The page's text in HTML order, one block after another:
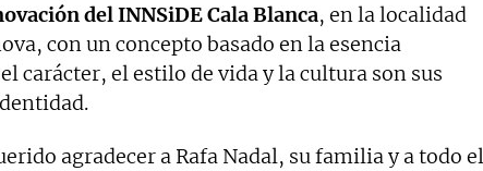
del INNSiDE Cala Blanca, en la localidad
con un concepto basado en la esencia
carácter, el estilo de vida y la cultura son sus
agradecer a Rafa Nadal, su familia y a todo el